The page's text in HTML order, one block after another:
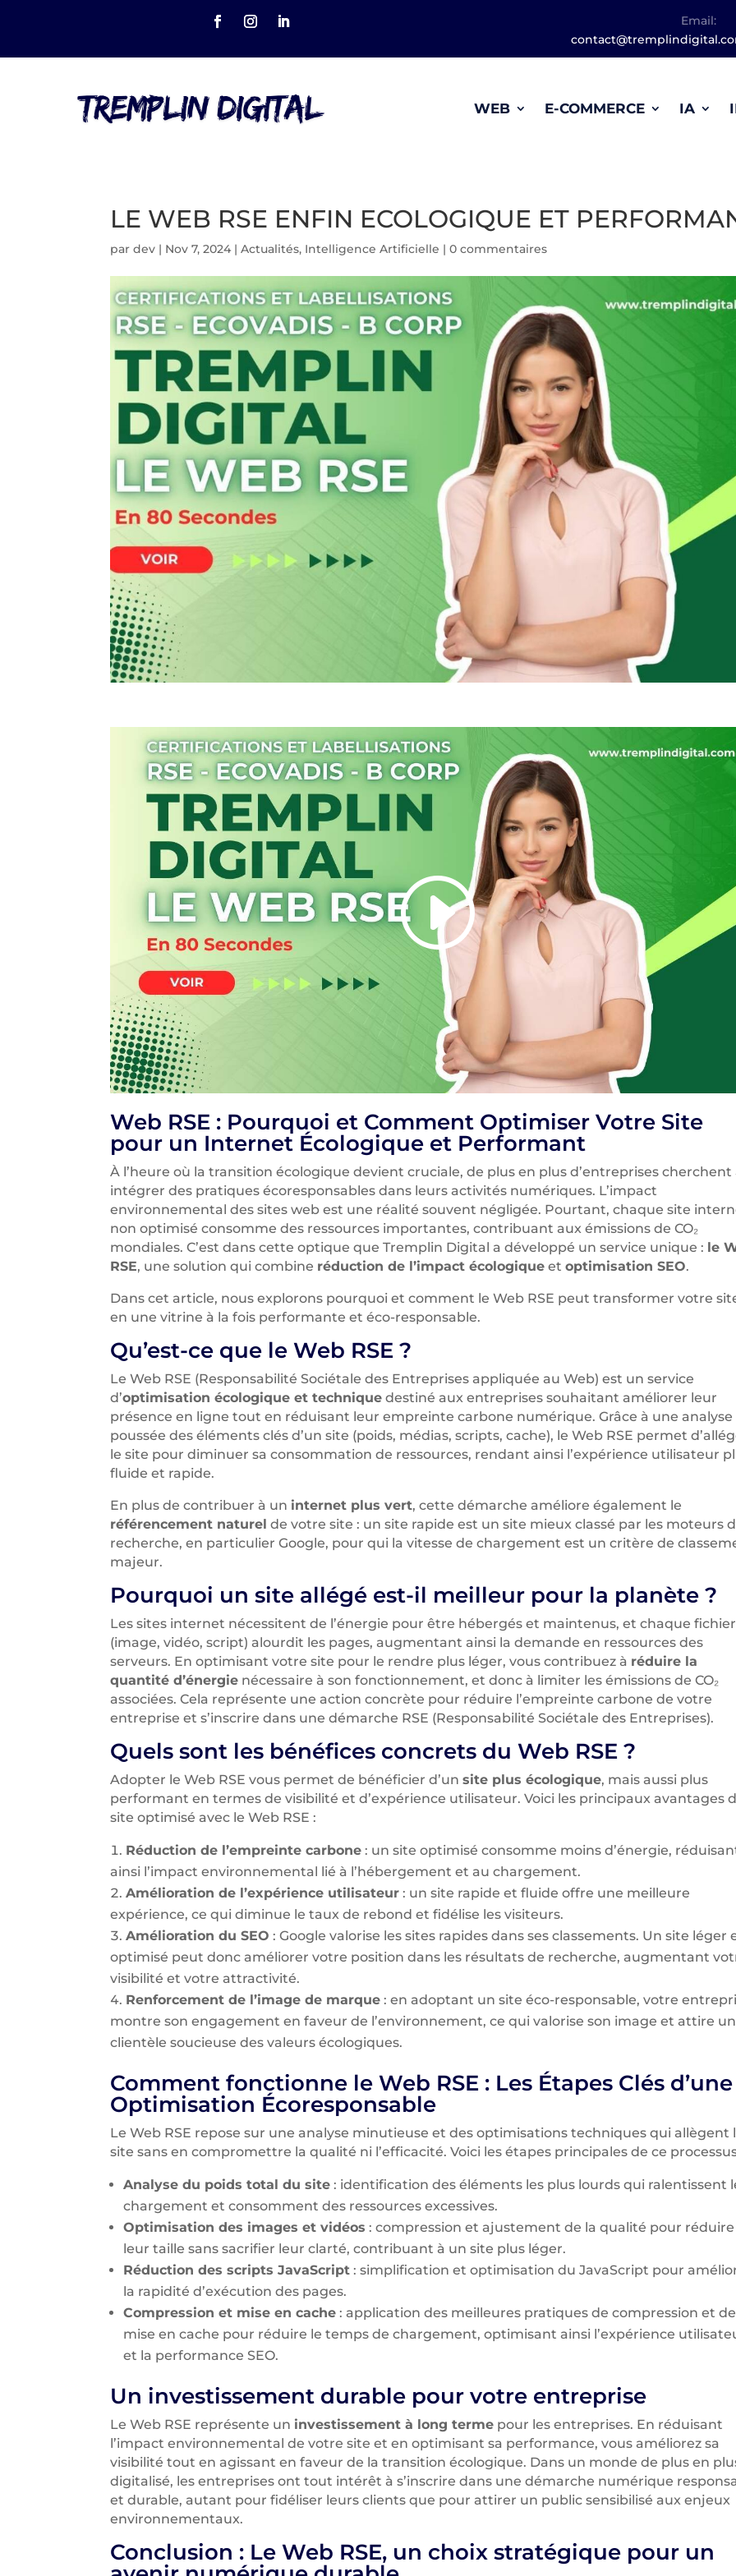
Email:
WEB E-COMMERCE IA
LE WEB RSE ENFIN ECOLOGIQUE ET
pardev | Nov 7, 2024 |Actualités, Intelligence Artificielle |0 commentaires
Web RSE : Pourquoi et Comment Optimiser Votre Site
pour un Internet Écologique et Performant
À l’heure où la transition écologique devient cruciale, de plus en plus d’entreprises cherchent
intégrer des pratiques écoresponsables dans leurs activités numériques. L’impact
environnemental des sites web est une réalité souvent négligée. Pourtant, chaque site
non optimisé consomme des ressources importantes, contribuant aux émissions de CO₂
mondiales. C’est dans cette optique que Tremplin Digital a développé un service unique : le
RSE, une solution qui combine réduction de l’impact écologique etoptimisation SEO.
Dans cet article, nous explorons pourquoi et comment le Web RSE peut transformer votre
en une vitrine à la fois performante et éco-responsable.
Qu’est-ce que le Web RSE ?
Le Web RSE (Responsabilité Sociétale des Entreprises appliquée au Web) est un service
d’optimisation écologique et technique destiné aux entreprises souhaitant améliorer leur
présence en ligne tout en réduisant leur empreinte carbone numérique. Grâce à une analyse
poussée des éléments clés d’un site (poids, médias, scripts, cache), le Web RSE permet
le site pour diminuer sa consommation de ressources, rendant ainsi l’expérience utilisateur
fluide et rapide.
En plus de contribuer à un internet plus vert, cette démarche améliore également le
référencement naturel de votre site : un site rapide est un site mieux classé par les moteurs
recherche, en particulier Google, pour qui la vitesse de chargement est un critère de
majeur.
Pourquoi un site allégé est-il meilleur pour la planète ?
Les sites internet nécessitent de l’énergie pour être hébergés et maintenus, et chaque fichier
(image, vidéo, script) alourdit les pages, augmentant ainsi la demande en ressources des
serveurs. En optimisant votre site pour le rendre plus léger, vous contribuez à réduire la
quantité d’énergie nécessaire à son fonctionnement, et donc à limiter les émissions de CO₂
associées. Cela représente une action concrète pour réduire l’empreinte carbone de votre
entreprise et s’inscrire dans une démarche RSE (Responsabilité Sociétale des Entreprises).
Quels sont les bénéfices concrets du Web RSE ?
Adopter le Web RSE vous permet de bénéficier d’unsite plus écologique, mais aussi plus
performant en termes de visibilité et d’expérience utilisateur. Voici les principaux avantages
site optimisé avec le Web RSE :
Réduction de l’empreinte carbone : un site optimisé consomme moins d’énergie,
ainsi l’impact environnemental lié à l’hébergement et au chargement.
Amélioration de l’expérience utilisateur : un site rapide et fluide offre une meilleure
expérience, ce qui diminue le taux de rebond et fidélise les visiteurs.
Amélioration du SEO : Google valorise les sites rapides dans ses classements. Un site léger
optimisé peut donc améliorer votre position dans les résultats de recherche, augmentant
visibilité et votre attractivité.
Renforcement de l’image de marque : en adoptant un site éco-responsable, votre
montre son engagement en faveur de l’environnement, ce qui valorise son image et attire
clientèle soucieuse des valeurs écologiques.
Comment fonctionne le Web RSE : Les Étapes Clés d’une
Optimisation Écoresponsable
Le Web RSE repose sur une analyse minutieuse et des optimisations techniques qui allègent
site sans en compromettre la qualité ni l’efficacité. Voici les étapes principales de ce
Analyse du poids total du site : identification des éléments les plus lourds qui ralentissent
chargement et consomment des ressources excessives.
Optimisation des images et vidéos : compression et ajustement de la qualité pour réduire
leur taille sans sacrifier leur clarté, contribuant à un site plus léger.
Réduction des scripts JavaScript : simplification et optimisation du JavaScript pour
la rapidité d’exécution des pages.
Compression et mise en cache : application des meilleures pratiques de compression et de
mise en cache pour réduire le temps de chargement, optimisant ainsi l’expérience
et la performance SEO.
Un investissement durable pour votre entreprise
Le Web RSE représente un investissement à long terme pour les entreprises. En réduisant
l’impact environnemental de votre site et en optimisant sa performance, vous améliorez sa
visibilité tout en agissant en faveur de la transition écologique. Dans un monde de plus en
digitalisé, les entreprises ont tout intérêt à s’inscrire dans une démarche numérique
et durable, autant pour fidéliser leurs clients que pour attirer un public sensibilisé aux enjeux
environnementaux.
Conclusion : Le Web RSE, un choix stratégique pour un